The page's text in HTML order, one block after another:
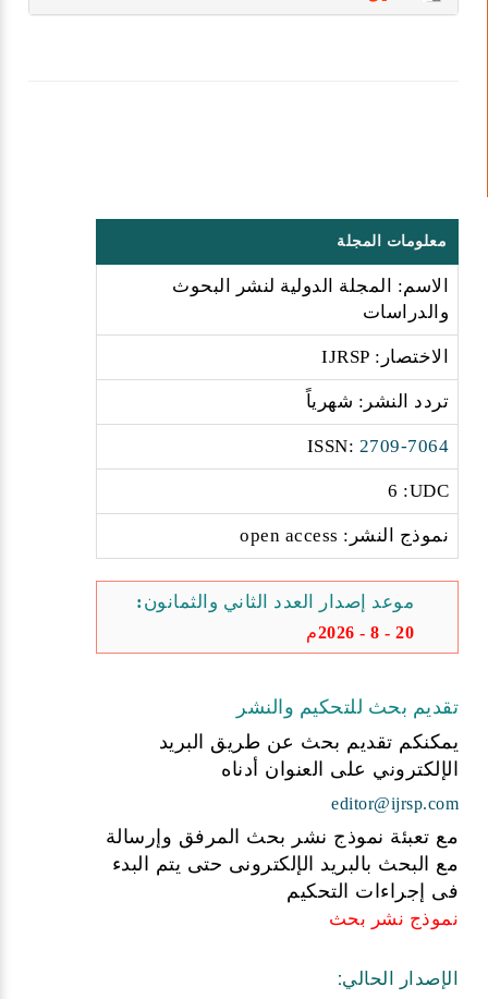
معلومات المجلة
الاسم: المجلة الدولية لنشر البحوث
والدراسات
الاختصار: IJRSP
تردد النشر: شهرياً
2709-7064
:ISSN
6 :UDC
نموذج النشر: open access
موعد إصدار العدد الثاني والثمانون:
20 - 8 - 2026م
تقديم بحث للتحكيم والنشر
يمكنكم تقديم بحث عن طريق البريد
الإلكتروني على العنوان أدناه
editor@ijrsp.com
مع تعبئة نموذج نشر بحث المرفق وإرسالة
مع البحث بالبريد الإلكترونى حتى يتم البدء
فى إجراءات التحكيم
نموذج نشر بحث
الإصدار الحالي: